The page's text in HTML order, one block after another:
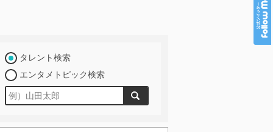
タレント検索
エンタメトピック検索